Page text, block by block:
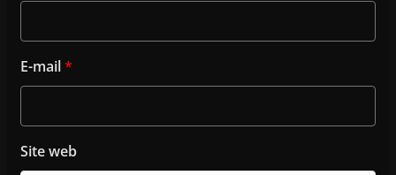
E-mail*
Site web